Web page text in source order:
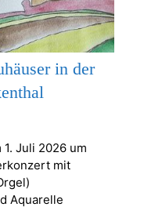
in der
Juli 2026 um
mit
Aquarelle